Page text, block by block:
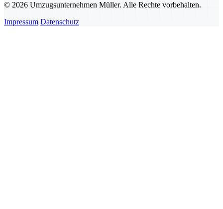
© 2026 Umzugsunternehmen Müller. Alle Rechte vorbehalten.
Impressum Datenschutz